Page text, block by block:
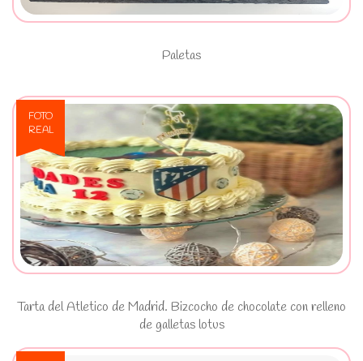
Paletas
FOTO
REAL
Ver Tarta del Atletico de Madrid.
Bizcocho de chocolate con relleno
de galletas lotus
Tarta del Atletico de Madrid. Bizcocho de chocolate con relleno
de galletas lotus